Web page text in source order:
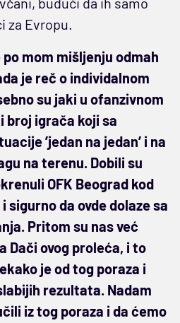
za Evropu.
po mom mišljenju odmah
je reč o individalnom
su jaki u ofanzivnom
broj igrača koji sa
’jedan na jedan’ i na
na terenu. Dobili su
OFK Beograd kod
sigurno da ovde dolaze sa
Pritom su nas već
Dači ovog proleća, i to
je od tog poraza i
rezultata. Nadam
iz tog poraza i da ćemo